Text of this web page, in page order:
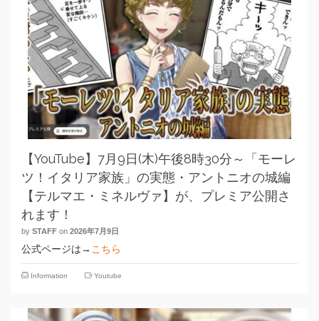
【YouTube】7月9日(木)午後8時30分～「モーレ
ツ！イタリア家族」の実態・アントニオの城編
【テルマエ・ミネルヴァ】が、プレミア公開さ
れます！
by STAFF on 2026年7月9日
公式ページは→ こちら
Information Youtube